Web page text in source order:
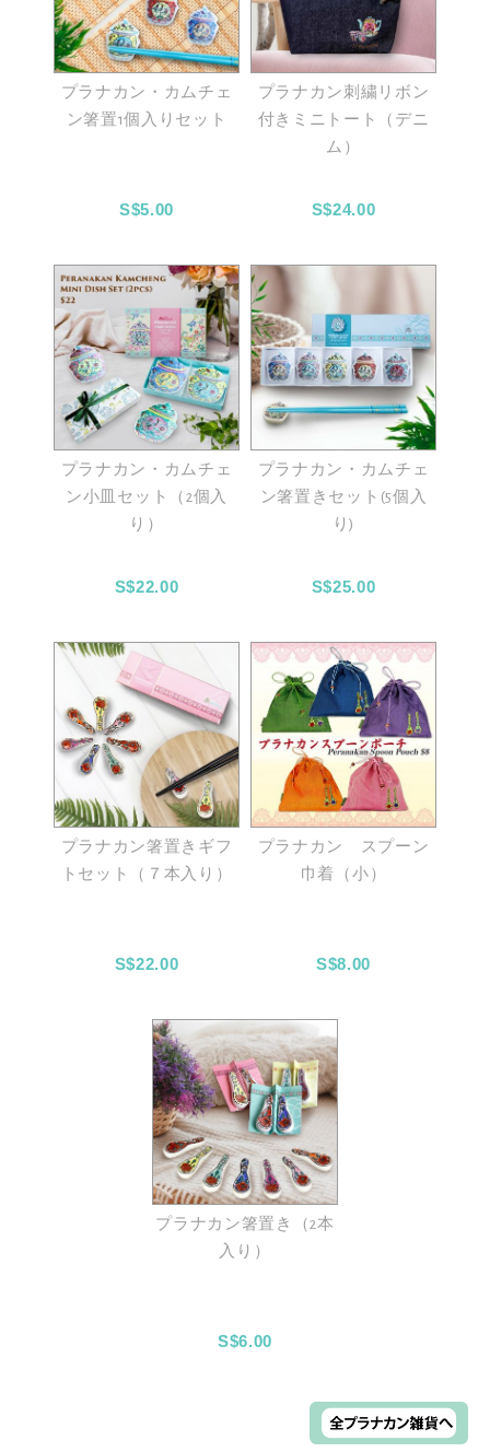
プラナカン・カムチェ
ン箸置1個入りセット
S$5.00
プラナカン刺繍リボン
付きミニトート（デニ
ム）
S$24.00
プラナカン・カムチェ
ン小皿セット（2個入
り）
S$22.00
プラナカン・カムチェ
ン箸置きセット(5個入
り)
S$25.00
プラナカン箸置きギフ
トセット（７本入り）
S$22.00
プラナカン スプーン
巾着（小）
S$8.00
プラナカン箸置き（2本
入り）
S$6.00